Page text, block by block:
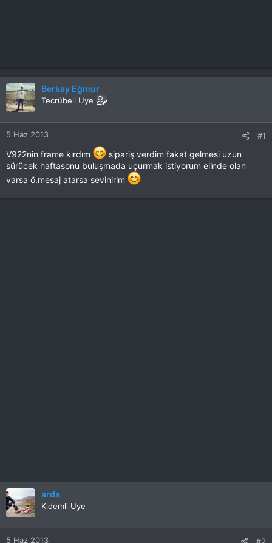
Berkay Eğmür
Tecrübeli Uye
5 Haz 2013 #1
V922nin frame kırdım
sipariş verdim fakat gelmesi uzun
sürücek haftasonu buluşmada uçurmak istiyorum elinde olan
varsa ö.mesaj atarsa sevinirim
arda
Kıdemli Uye
5 Haz 2013